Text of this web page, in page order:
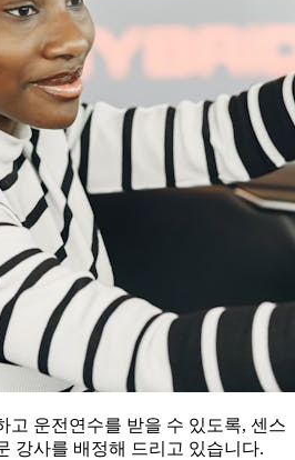
고 운전연수를 받을 수 있도록, 센스
강사를 배정해 드리고 있습니다.